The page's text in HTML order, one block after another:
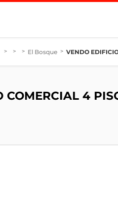
> > > El Bosque > VENDO
4